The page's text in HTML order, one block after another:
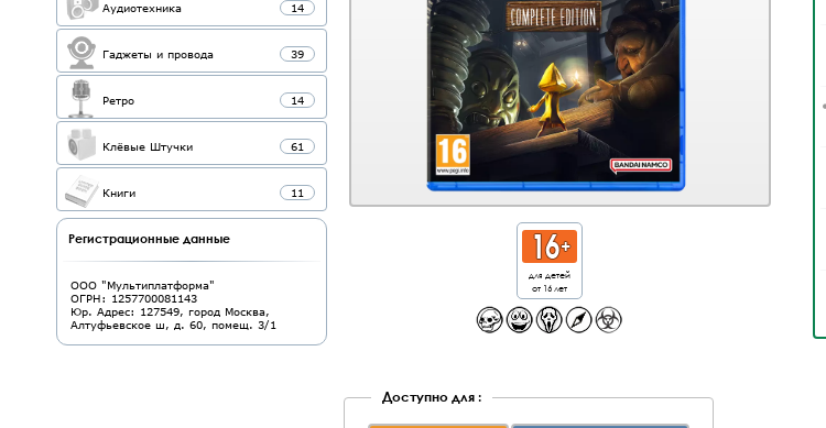
Аудиотехника 14
Гаджеты и провода 39
Ретро 14
Клёвые Штучки 61
Книги 11
Регистрационные данные
ООО "Мультиплатформа"
ОГРН: 1257700081143
Юр. Адрес: 127549, город Москва,
Алтуфьевское ш, д. 60, помещ. 3/1
для детей
от 16 лет
Доступно для :